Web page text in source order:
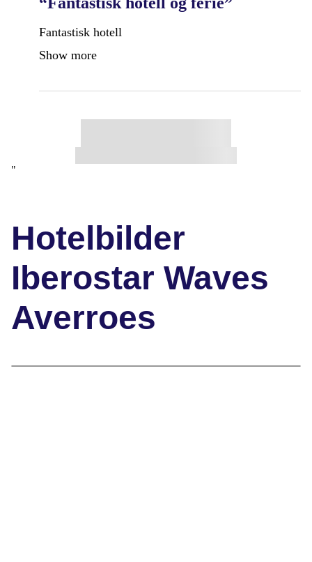
Fantastisk hotell
Show more
"
Hotelbilder
Iberostar Waves
Averroes